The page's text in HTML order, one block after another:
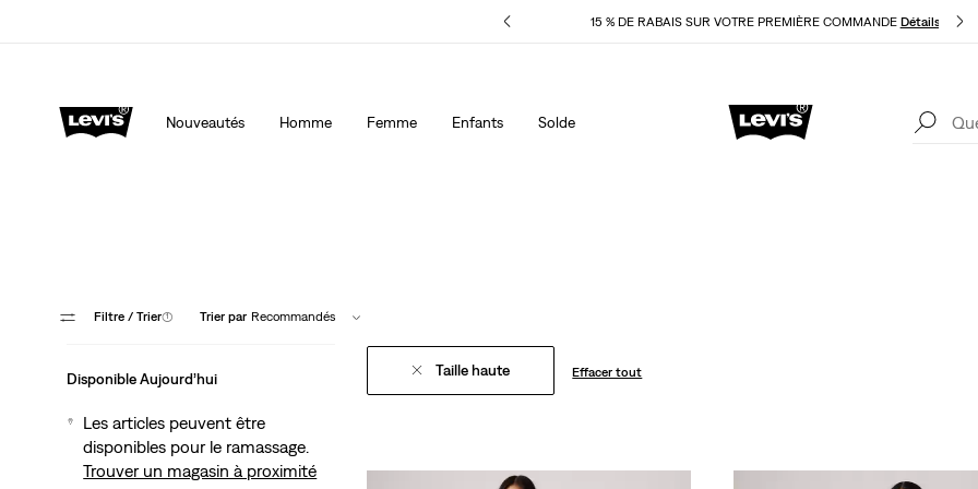
15 % DE RABAIS SUR VOTRE PREMIÈRE COMMANDE Détails
40 % DE RABAIS ADDITIONNEL SUR LES SOLDES. Appliqué
Nouveautés Homme Femme Enfants Solde40 % DE RABAIS ADDITIONNEL SUR LES SOLDES. Appliqué
automatiquement à la caisse.
Détails
Filtre / Trier(1) Trier par Recommandés
Disponible Aujourd’hui
Les articles peuvent être
disponibles pour le ramassage.
Trouver un magasin à proximité
Taille haute Effacer tout